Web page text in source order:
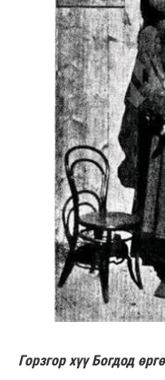
Горзгор хүү Богдод